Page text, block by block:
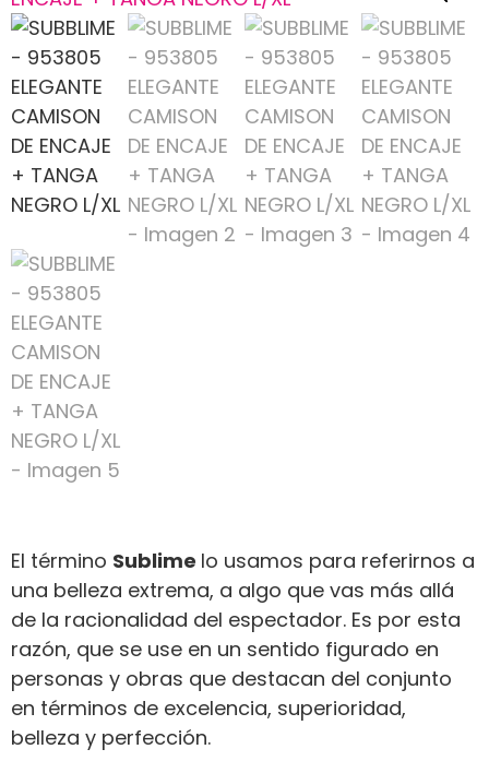
El término Sublime lo usamos para referirnos a
una belleza extrema, a algo que vas más allá
de la racionalidad del espectador. Es por esta
razón, que se use en un sentido figurado en
personas y obras que destacan del conjunto
en términos de excelencia, superioridad,
belleza y perfección.